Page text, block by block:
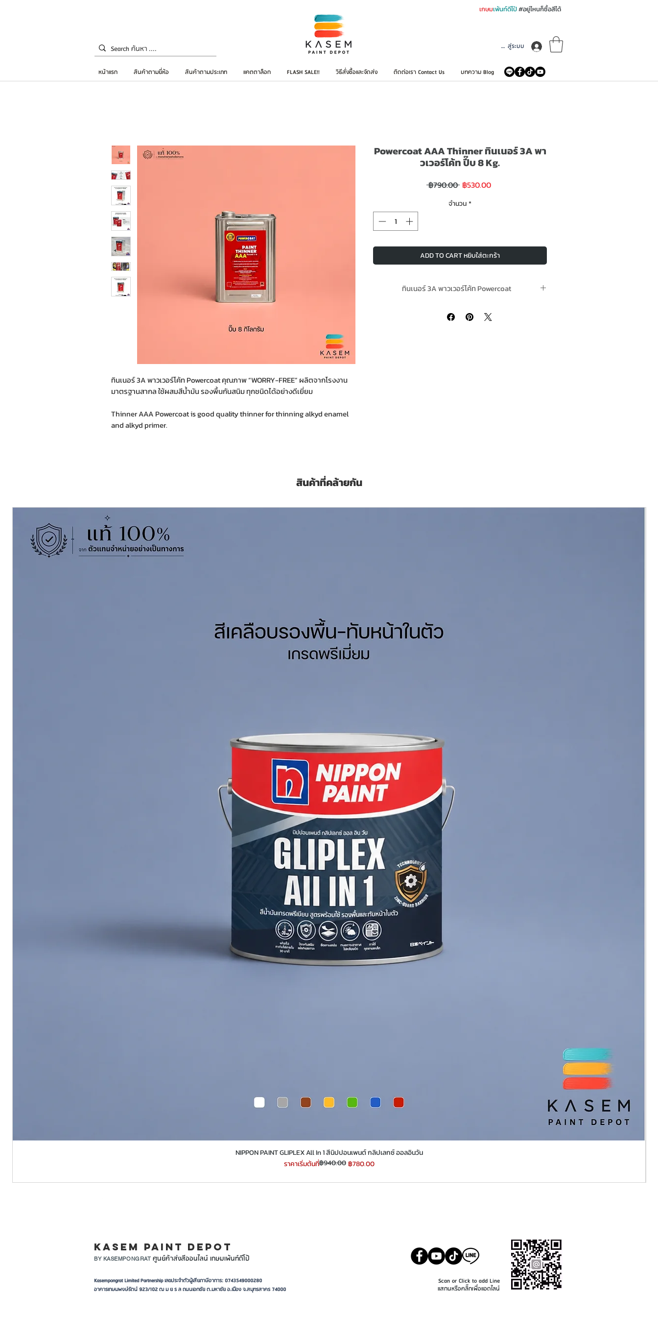
เกษมเพ้นท์ดีโป้#อยู่ไหนก็ซื้อสีได้
เข้าสู่ระบบ
หน้าแรก สินค้าตามยี่ห้อ สินค้าตามประเภท แคตตาล็อก FLASH SALE!! วิธีสั่งซื้อและจัดส่ง ติดต่อเรา Contact Us บทความ Blog
ทินเนอร์ 3A พาวเวอร์โค้ท Powercoat คุณภาพ “WORRY-FREE” ผลิตจากโรงงาน
มาตรฐานสากล ใช้ผสมสีน้ำมัน รองพื้นกันสนิม ทุกชนิดได้อย่างดีเยี่ยม
Thinner AAA Powercoat is good quality thinner for thinning alkyd enamel
and alkyd primer.
Powercoat AAA Thinner ทินเนอร์ 3A พา
วเวอร์โค้ท ปี๊บ 8 Kg.
฿790.00 ราคา
฿530.00ราคา
จำนวน*
ADD TO CART หยิบใส่ตะกร้า
ทินเนอร์ 3A พาวเวอร์โค้ท Powercoat
สินค้าที่คล้ายกัน
​​​​​​​NIPPON PAINT GLIPLEX All In 1 สีนิปปอนเพนต์ กลิปเลกซ์ ออลอินวัน
ราคาเริ่มต้นที่
ราคาปกติ ฿940.00 ฿780.00
ราคาขายลด
KASEM PAINT DEPOT
BY KASEMPONGRAT ศูนย์ค้าส่งสีออนไลน์ เกษมเพ้นท์ดีโป้
Kasempongrat Limited Partnership เลขประจำตัวผู้เสียภาษีอาการ: 0743549000280
อาคารเกษมพงษ์รัตน์ 923/102 ฒ ม ย ร ล ถนนเอกชัย ต.มหาชัย อ.เมือง จ.สมุทรสาคร 74000
Scan or Click to add Line
แสกนหรือคลิ๊กเพื่อแอดไลน์